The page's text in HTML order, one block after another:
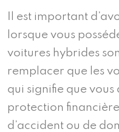
Il est important
lorsque vous
voitures hybrides
remplacer que les
qui signifie que vous
protection
d’accident ou de